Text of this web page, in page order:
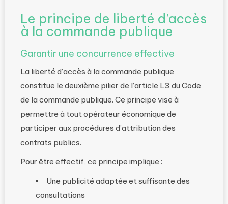
Le principe de liberté d’accès
à la commande publique
Garantir une concurrence effective
La liberté d’accès à la commande publique
constitue le deuxième pilier de l’article L3 du Code
de la commande publique. Ce principe vise à
permettre à tout opérateur économique de
participer aux procédures d’attribution des
contrats publics.
Pour être effectif, ce principe implique :
Une publicité adaptée et suffisante des
consultations